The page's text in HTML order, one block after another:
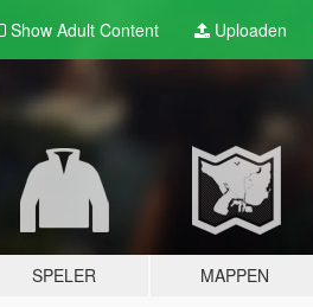
Show Adult Content Uploaden
SPELER MAPPEN